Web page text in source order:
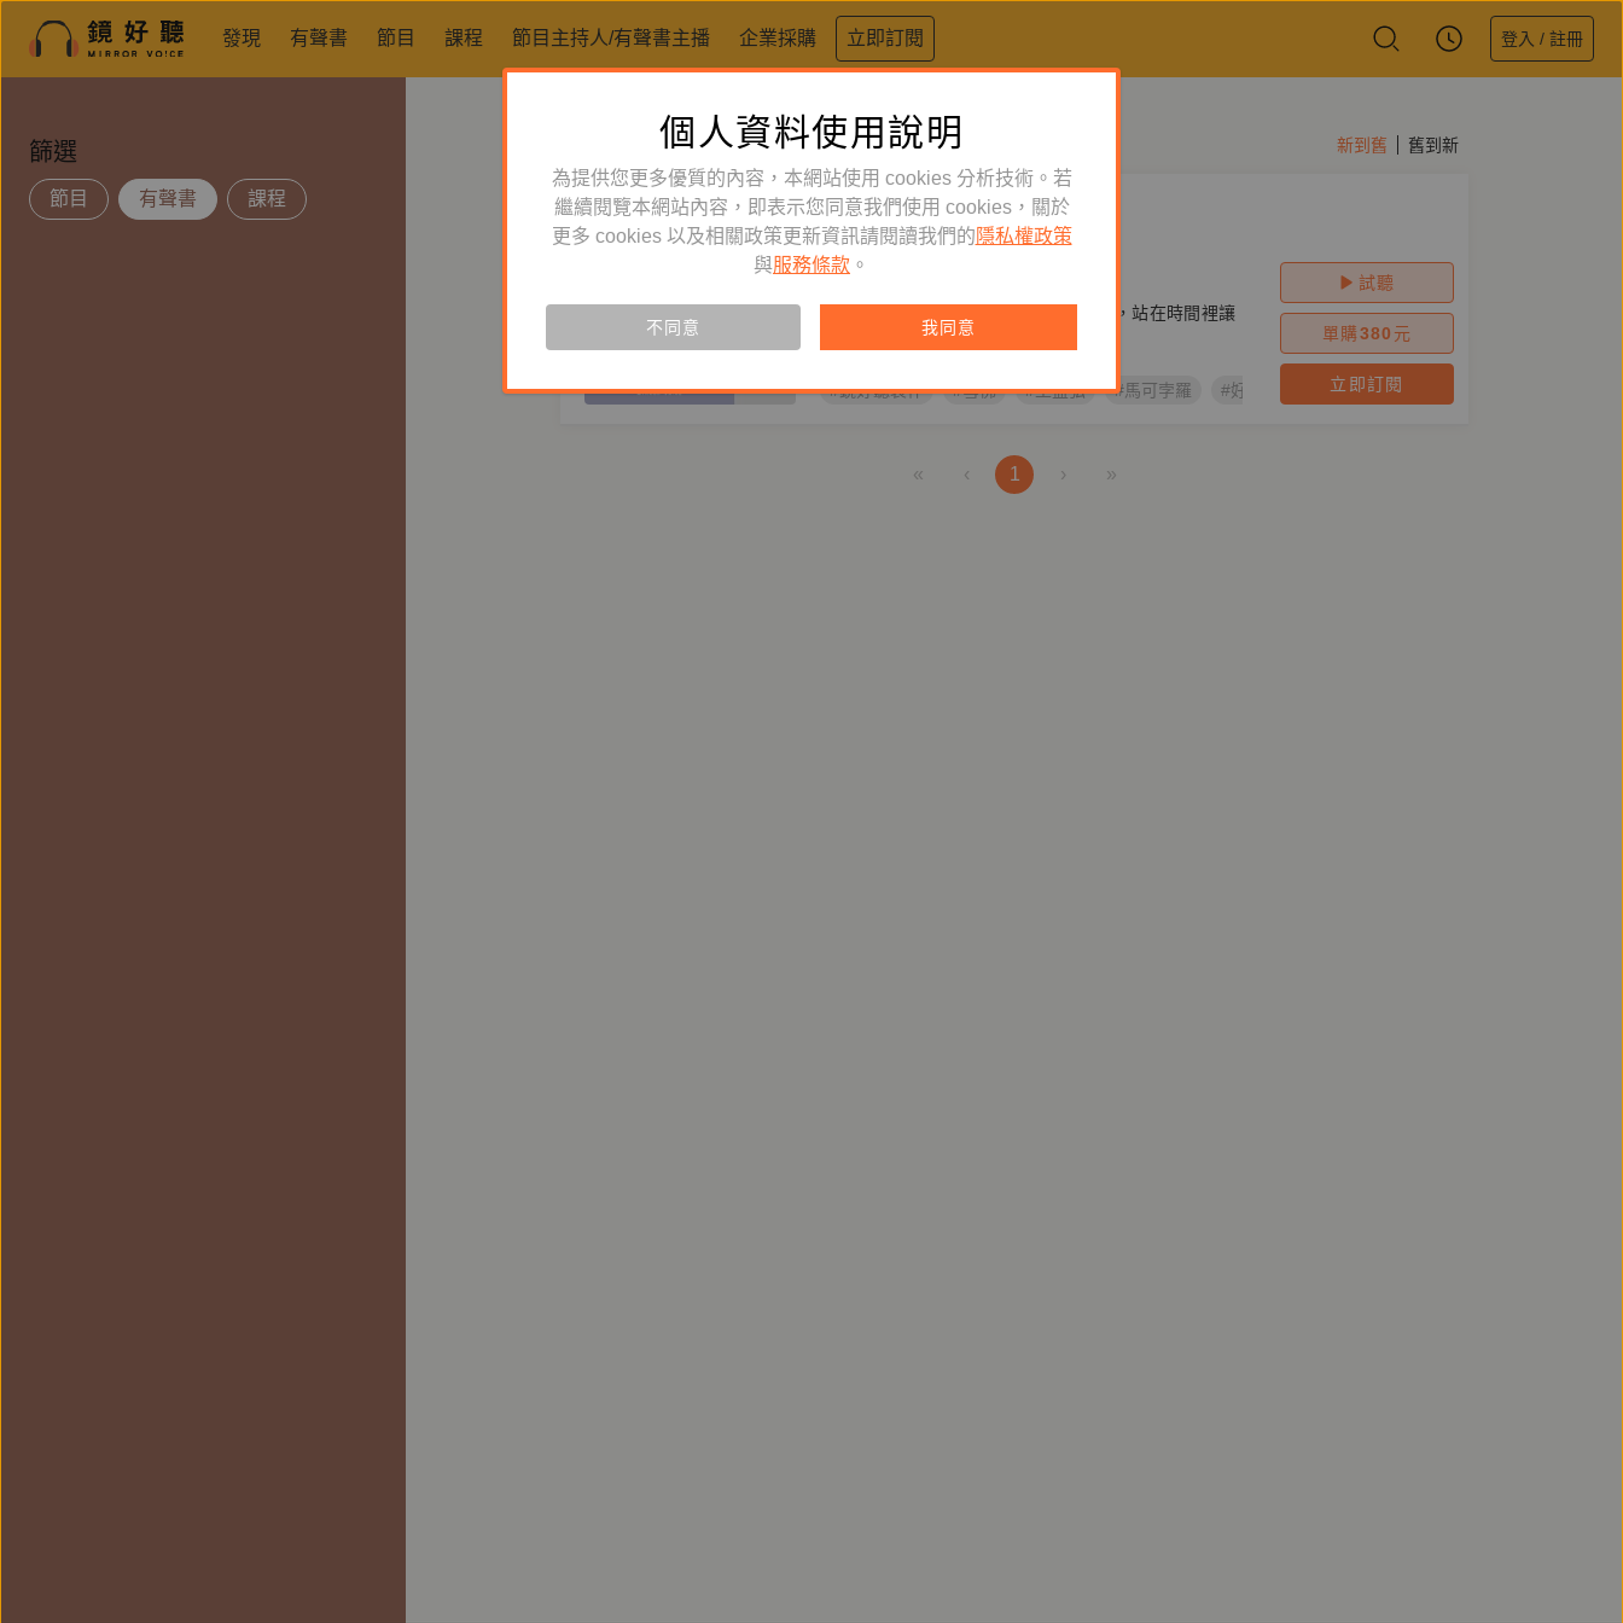
發現 有聲書 節目 課程 節目主持人/有聲書主播 企業採購 立即訂閱 登入 / 註冊
篩選
節目 有聲書 課程
新到舊 舊到新
訂閱 有聲書 文學小說
雪佛
主播
站在風中讓風經過，站在河中讓水經過，站在時間裡讓
人經過，留下來的，成為我自己。
#鏡好聽製作 #雪佛 #王盛弘 #馬可孛羅 #好聽閱讀節
試聽
單購380 元
立即訂閱
« ‹ 1 › »
個人資料使用說明
為提供您更多優質的內容，本網站使用 cookies 分析技術。若
繼續閱覽本網站內容，即表示您同意我們使用 cookies，關於
更多 cookies 以及相關政策更新資訊請閱讀我們的 隱私權政策
與服務條款 。
不同意 我同意